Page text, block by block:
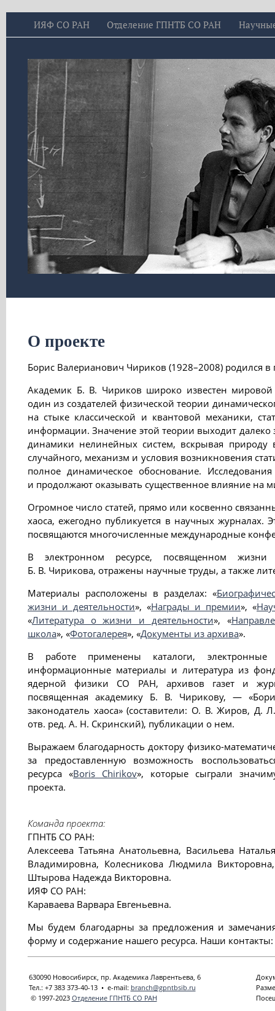
ИЯФ СО РАН Отделение ГПНТБ СО РАН
О проекте
Борис Валерианович Чириков (1928–2008) родился в
Академик Б. В. Чириков широко известен мировой
один из создателей физической теории
на стыке классической и квантовой механики,
информации. Значение этой теории выходит далеко
динамики нелинейных систем, вскрывая природу
случайного, механизм и условия возникновения
полное динамическое обоснование.
и продолжают оказывать существенное влияние на
Огромное число статей, прямо или косвенно
хаоса, ежегодно публикуется в научных журналах.
посвящаются многочисленные международные
В электронном ресурсе, посвященном жизни
Б. В. Чирикова, отражены научные труды, а также
Материалы расположены в разделах: «
жизни и деятельности», «Награды и премии», «
«Литература о жизни и деятельности», «
школа», «Фотогалерея», «Документы из архива».
В работе применены каталоги,
информационные материалы и литература из
ядерной физики СО РАН, архивов газет и
посвященная академику Б. В. Чирикову, —
законодатель хаоса» (составители: О. В. Жиров,
отв. ред. А. Н. Скринский), публикации о нем.
Выражаем благодарность доктору физико-
за предоставленную возможность
ресурса «Boris Chirikov», которые сыграли
проекта.
Команда проекта:
ГПНТБ СО РАН:
Алексеева Татьяна Анатольевна, Васильева
Владимировна, Колесникова Людмила
Штырова Надежда Викторовна.
ИЯФ СО РАН:
Караваева Варвара Евгеньевна.
Мы будем благодарны за предложения и
форму и содержание нашего ресурса. Наши контакты:
630090 Новосибирск, пр. Академика Лаврентьева, 6
Тел.: +7 383 373-40-13 • e-mail: branch@gpntbsib.ru
© 1997-2023 Отделение ГПНТБ СО РАН